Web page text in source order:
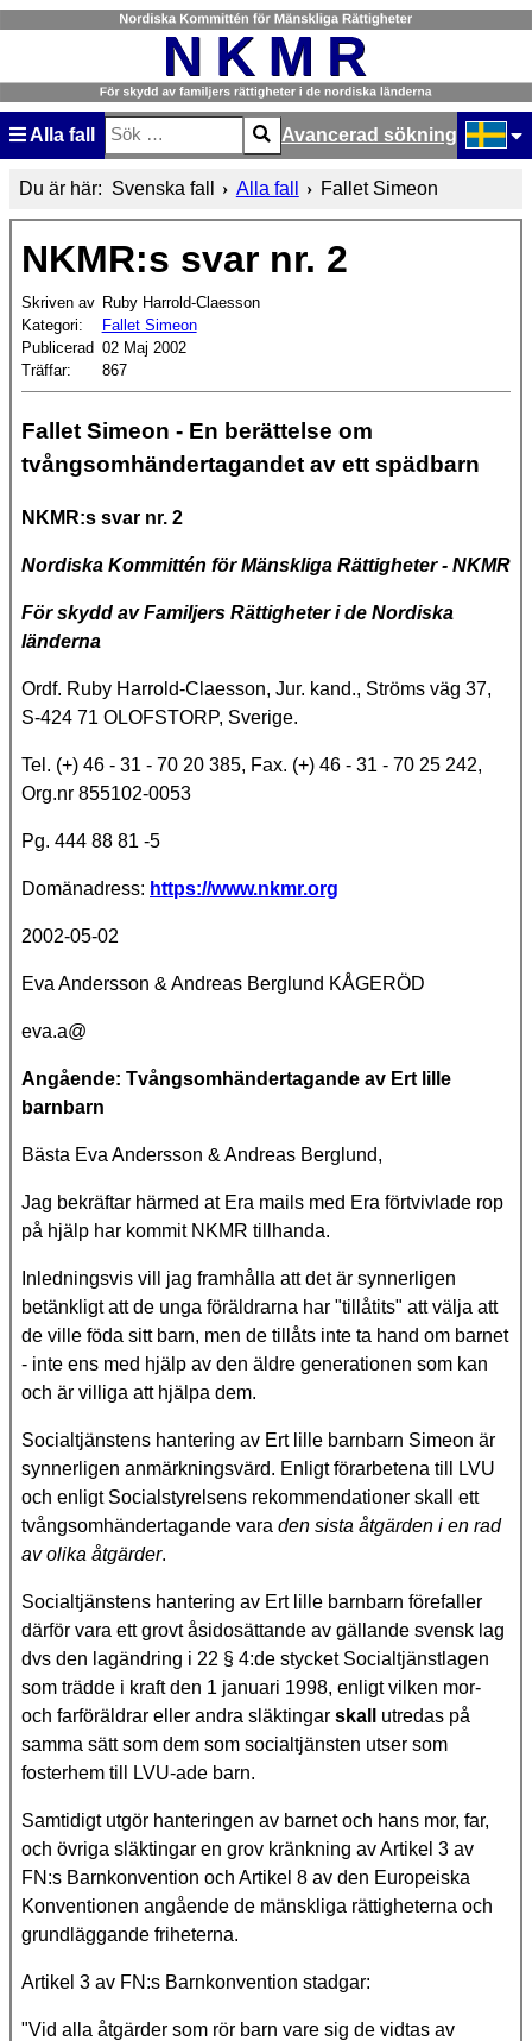
Alla fall
Sök
Type 2 or more characters for results.
Avancerad sökning
Du är här: Svenska fall Alla fall Fallet Simeon
NKMR:s svar nr. 2
Skriven av Ruby Harrold-Claesson
Kategori:
Fallet Simeon
Publicerad 02 Maj 2002
Träffar:
867
Fallet Simeon - En berättelse om
tvångsomhändertagandet av ett spädbarn
NKMR:s svar nr. 2
Nordiska Kommittén för Mänskliga Rättigheter - NKMR
För skydd av Familjers Rättigheter i de Nordiska
länderna
Ordf. Ruby Harrold-Claesson, Jur. kand., Ströms väg 37,
S-424 71 OLOFSTORP, Sverige.
Tel. (+) 46 - 31 - 70 20 385, Fax. (+) 46 - 31 - 70 25 242,
Org.nr 855102-0053
Pg. 444 88 81 -5
Domänadress: https://www.nkmr.org
2002-05-02
Eva Andersson & Andreas Berglund KÅGERÖD
eva.a@
Angående: Tvångsomhändertagande av Ert lille
barnbarn
Bästa Eva Andersson & Andreas Berglund,
Jag bekräftar härmed at Era mails med Era förtvivlade rop
på hjälp har kommit NKMR tillhanda.
Inledningsvis vill jag framhålla att det är synnerligen
betänkligt att de unga föräldrarna har "tillåtits" att välja att
de ville föda sitt barn, men de tillåts inte ta hand om barnet
- inte ens med hjälp av den äldre generationen som kan
och är villiga att hjälpa dem.
Socialtjänstens hantering av Ert lille barnbarn Simeon är
synnerligen anmärkningsvärd. Enligt förarbetena till LVU
och enligt Socialstyrelsens rekommendationer skall ett
tvångsomhändertagande vara den sista åtgärden i en rad
av olika åtgärder.
Socialtjänstens hantering av Ert lille barnbarn förefaller
därför vara ett grovt åsidosättande av gällande svensk lag
dvs den lagändring i 22 § 4:de stycket Socialtjänstlagen
som trädde i kraft den 1 januari 1998, enligt vilken mor-
och farföräldrar eller andra släktingar skall utredas på
samma sätt som dem som socialtjänsten utser som
fosterhem till LVU-ade barn.
Samtidigt utgör hanteringen av barnet och hans mor, far,
och övriga släktingar en grov kränkning av Artikel 3 av
FN:s Barnkonvention och Artikel 8 av den Europeiska
Konventionen angående de mänskliga rättigheterna och
grundläggande friheterna.
Artikel 3 av FN:s Barnkonvention stadgar:
"Vid alla åtgärder som rör barn vare sig de vidtas av